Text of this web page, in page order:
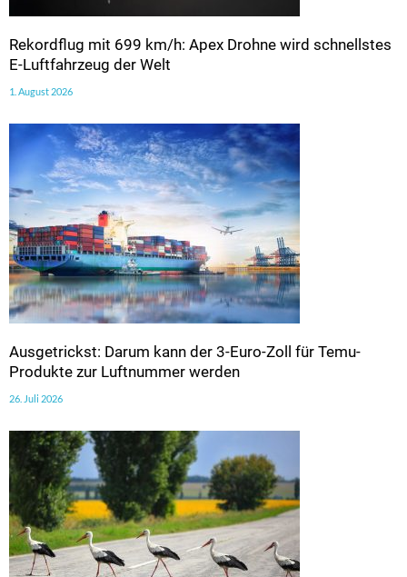
Rekordflug mit 699 km/h: Apex Drohne wird schnellstes
E-Luftfahrzeug der Welt
1. August 2026
Ausgetrickst: Darum kann der 3-Euro-Zoll für Temu-
Produkte zur Luftnummer werden
26. Juli 2026